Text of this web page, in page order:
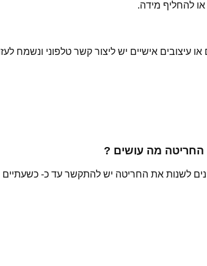
עיצובים אישיים יש ליצור קשר טלפוני ונשמח
החריטה מה עושים ?
לשנות את החריטה יש להתקשר עד כ-